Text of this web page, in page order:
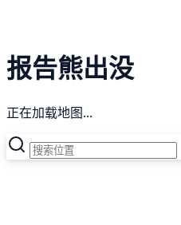
报告熊出没
正在加载地图...